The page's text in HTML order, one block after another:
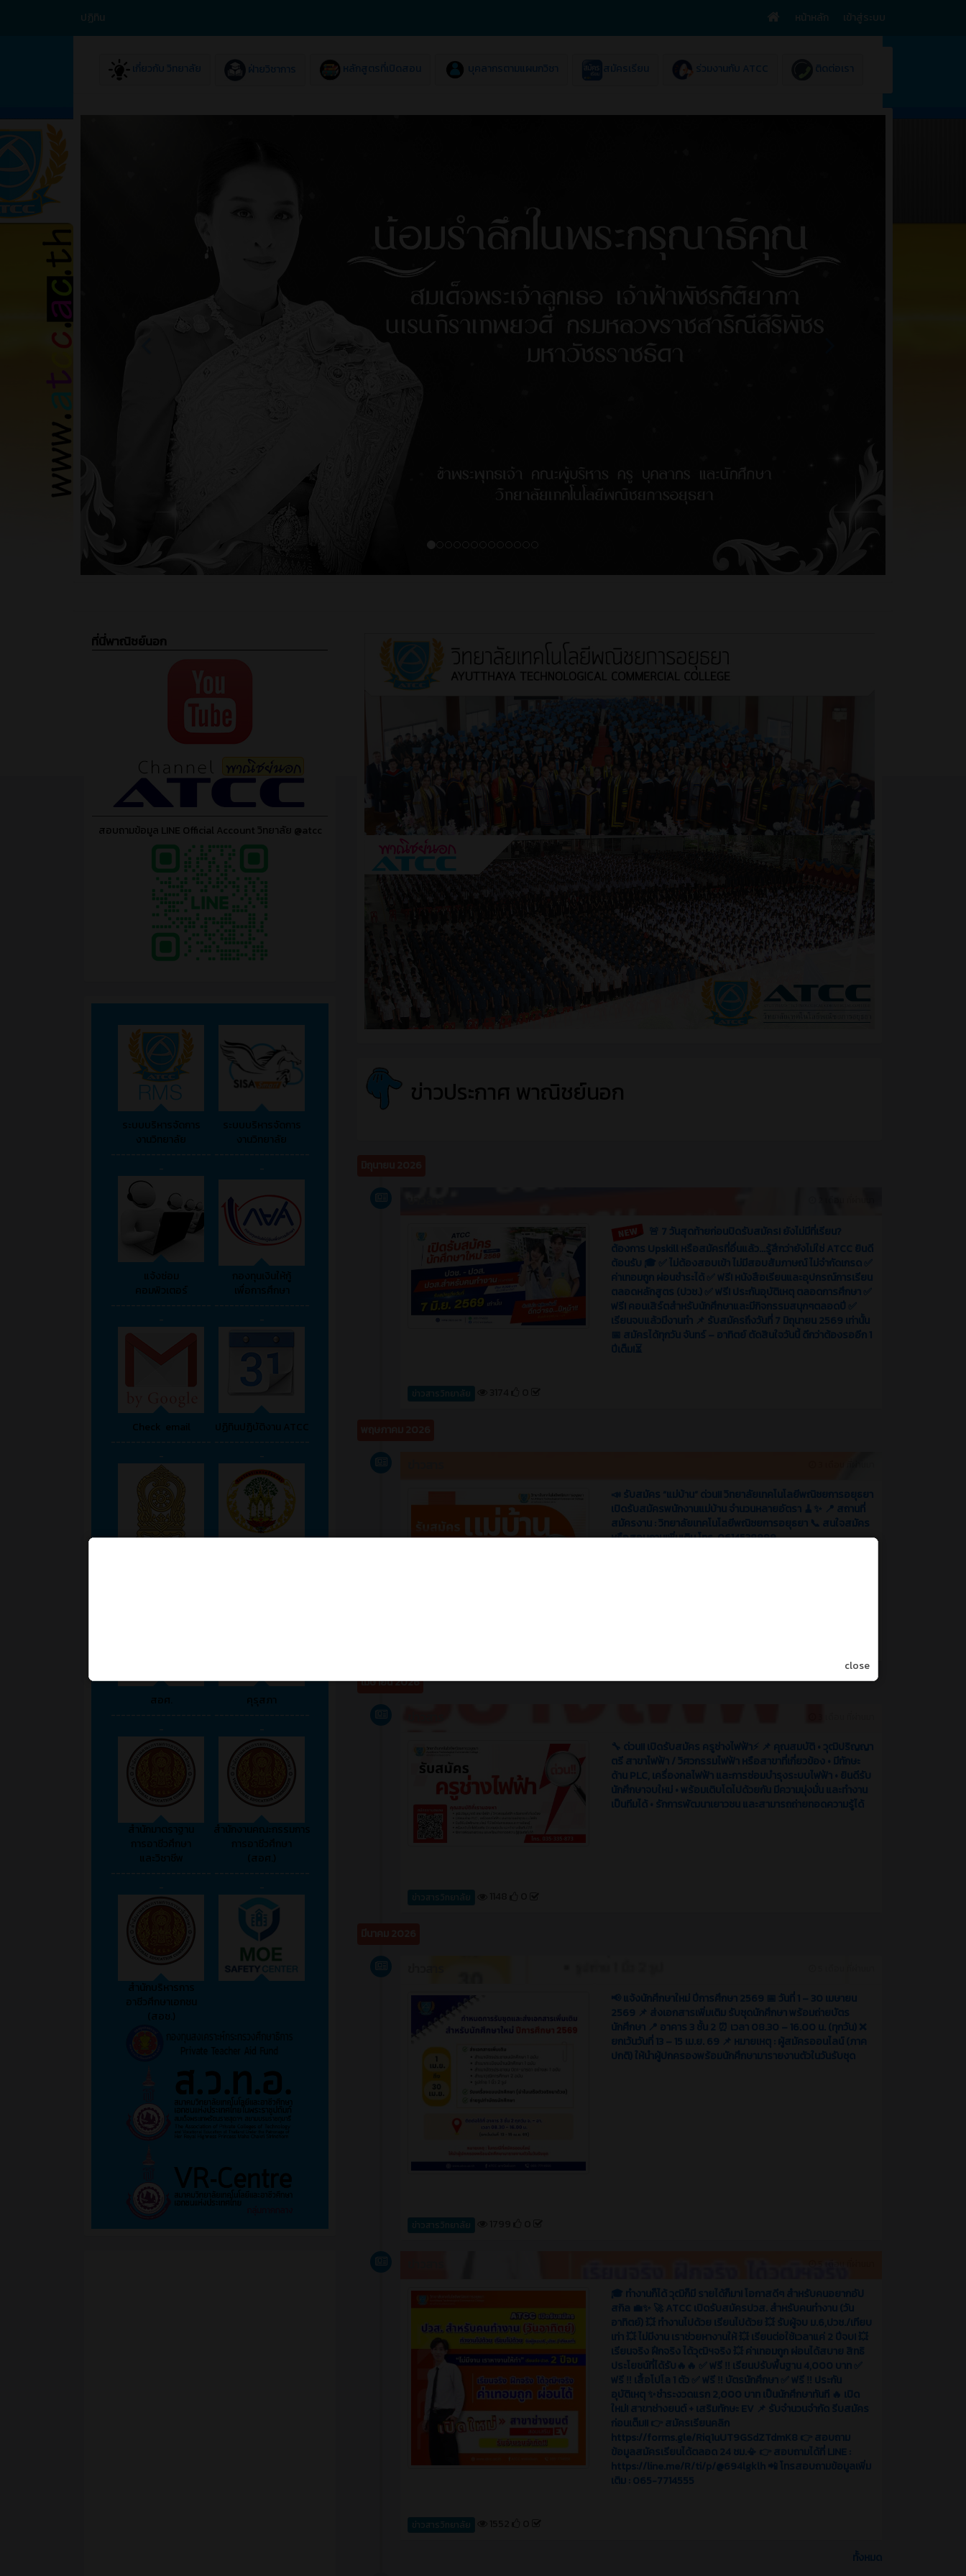
ปฏิทิน หน้าหลัก เข้าสู่ระบบ
เกี่ยวกับ วิทยาลัย ฝ่ายวิชาการ หลักสูตรที่เปิดสอน บุคลากรตามแผนกวิชา สมัครเรียน ร่วมงานกับ ATCC ติดต่อเรา
ที่นี่พาณิชย์นอก
สอบถามข้อมูล LINE Official Account วิทยาลัย @atcc
ระบบบริหารจัดการ
งานวิทยาลัย
ระบบบริหารจัดการ
งานวิทยาลัย
--------------------
-
-------------------
-
แจ้งซ่อม
คอมพิวเตอร์
กองทุนเงินให้กู้
เพื่อการศึกษา
--------------------
-
-------------------
-
Check email
ปฏิทินปฏิบัติงาน ATCC
--------------------
-
-------------------
-
สอศ.
คุรุสภา
--------------------
-
-------------------
-
สำนักมาตราฐาน
การอาชีวศึกษา
และวิชาชีพ
สำนักงานคณะกรรมการ
การอาชีวศึกษา
(สอศ.)
--------------------
-
-------------------
-
สำนักบริหารการ
อาชีวศึกษาเอกชน
(สอช.)
ข่าวประกาศ พาณิชย์นอก
🚨 7 วันสุดท้ายก่อนปิดรับสมัคร! ยังไม่มีที่เรียน?
ต้องการ Upskill หรือสมัครที่อื่นแล้ว...รู้สึกว่ายังไม่ใช่ ATCC ยินดี
ต้อนรับ 🎓 ✅ ไม่ต้องสอบเข้า ไม่มีสอบสัมภาษณ์ ไม่จำกัดเกรด ✅
ค่าเทอมถูก ผ่อนชำระได้ ✅ ฟรี! หนังสือเรียนและอุปกรณ์การเรียน
ตลอดหลักสูตร (ปวช.) ✅ ฟรี! ประกันอุบัติเหตุ ตลอดการศึกษา ✅
ฟรี! คอนเสิร์ตสำหรับนักศึกษาและมีกิจกรรมสนุกๆตลอดปี ✅
เรียนจบแล้วมีงานทำ 📌 รับสมัครถึงวันที่ 7 มิถุนายน 2569 เท่านั้น
📅 สมัครได้ทุกวัน จันทร์ – อาทิตย์ ตัดสินใจวันนี้ ดีกว่าต้องรออีก 1
ปีเต็ม!⏳
ข่าวสารวิทยาลัย
📣 รับสมัคร “แม่บ้าน” ด่วน!! วิทยาลัยเทคโนโลยีพณิชยการอยุธยา
เปิดรับสมัครพนักงานแม่บ้าน จำนวนหลายอัตรา 🧹✨ 📍 สถานที่
สมัครงาน : วิทยาลัยเทคโนโลยีพณิชยการอยุธยา 📞 สนใจสมัคร
หรือสอบถามเพิ่มเติม โทร. 0614538999
เมษายน 2026
🔧 ด่วน!! เปิดรับสมัคร ครูช่างไฟฟ้า⚡️ 📌 คุณสมบัติ • วุฒิปริญญา
ตรี สาขาไฟฟ้า / วิศวกรรมไฟฟ้า หรือสาขาที่เกี่ยวข้อง • มีทักษะ
ด้าน PLC, เครื่องกลไฟฟ้า และการซ่อมบำรุงระบบไฟฟ้า • ยินดีรับ
นักศึกษาจบใหม่ • พร้อมเติบโตไปด้วยกัน มีความมุ่งมั่น และทำงาน
เป็นทีมได้ • รักการพัฒนาเยาวชน และสามารถถ่ายทอดความรู้ได้
ข่าวสารวิทยาลัย
📢 แจ้งนักศึกษาใหม่ ปีการศึกษา 2569 📅 วันที่ 1 – 30 เมษายน
2569 📌 ส่งเอกสารเพิ่มเติม รับชุดนักศึกษา พร้อมถ่ายบัตร
นักศึกษา 📍 อาคาร 3 ชั้น 2 ⏰ เวลา 08.30 – 16.00 น. (ทุกวัน) ❌
ยกเว้นวันที่ 13 – 15 เม.ย. 69 📌 หมายเหตุ : ผู้สมัครออนไลน์ (ภาค
ปกติ) ให้นำผู้ปกครองพร้อมนักศึกษามารายงานตัวในวันรับชุด
ข่าวสารวิทยาลัย
🎓 ทำงานก็ได้ วุฒิก็มี รายได้ก็มา! โอกาสดีๆ สำหรับคนอยากอัป
สกิล 💼✨ 🚀 ATCC เปิดรับสมัครปวส. สำหรับคนทำงาน (วัน
อาทิตย์) 💥 ทำงานไปด้วย เรียนไปด้วย 💥 รับผู้จบ ม.6,ปวช./เทียบ
เท่า 💥 ไม่มีงาน เราช่วยหางานให้ 💥 เรียนต่อใช้เวลาแค่ 2 ปีจบ! 💥
เรียนจริง ฝึกจริง ได้วุฒิฯจริง 💥 ค่าเทอมถูก ผ่อนได้สบาย สิทธิ
ประโยชน์ที่ได้รับ🔥🔥 ✅ ฟรี ‼️ เรียนปรับพื้นฐาน 4,000 บาท ✅
ฟรี ‼️ เสื้อโปโล 1 ตัว ✅ ฟรี ‼️ บัตรนักศึกษา ✅ ฟรี ‼️ ประกัน
อุบัติเหตุ ✨ชำระงวดแรก 2,000 บาท เป็นนักศึกษาทันที 🔥 เปิด
ใหม่! สาขาช่างยนต์ + เสริมทักษะ EV 📌 รับจำนวนจำกัด รีบสมัคร
ก่อนเต็ม!! 👉 สมัครเรียนคลิก
https://forms.gle/Riq1uUT9GSdZTdmK8 👉 สอบถาม
ข้อมูลสมัครเรียนได้ตลอด 24 ชม.📳 👉 สอบถามได้ที่ LINE :
https://line.me/R/ti/p/@694lgklh 📲 โทรสอบถามข้อมูลเพิ่ม
เติม : 065-7714555
ข่าวสารวิทยาลัย
ทั้งหมด
close